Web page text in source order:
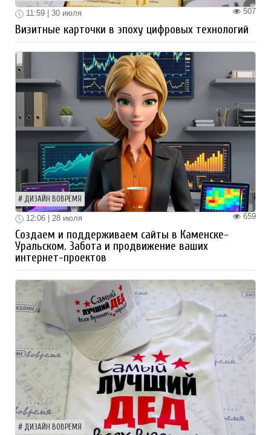
507
11:59 | 30 июля
Визитные карточки в эпоху цифровых технологий
ДИЗАЙН ВОВРЕМЯ
659
12:06 | 28 июля
Создаем и поддерживаем сайты в Каменске-
Уральском. Забота и продвижение ваших
интернет-проектов
ДИЗАЙН ВОВРЕМЯ